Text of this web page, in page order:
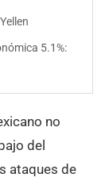
5.1%:
no
del
ataques de